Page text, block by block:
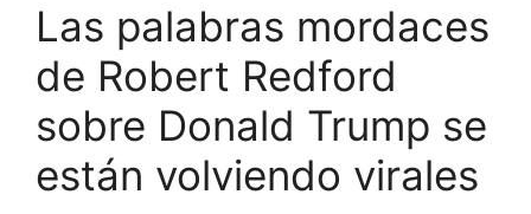
Las palabras mordaces
de Robert Redford
sobre Donald Trump se
están volviendo virales